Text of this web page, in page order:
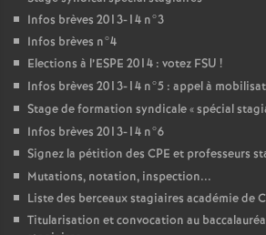
Infos brèves 2013-14 n°3
Infos brèves n°4
Elections à l’ESPE 2014 : votez FSU !
Infos brèves 2013-14 n°5 : appel à
Stage de formation syndicale «spécial
Infos brèves 2013-14 n°6
Signez la pétition des CPE et professeurs
Mutations, notation, inspection...
Liste des berceaux stagiaires académie de
Titularisation et convocation au